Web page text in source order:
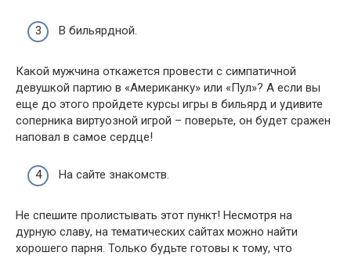
В бильярдной.
Какой мужчина откажется провести с симпатичной
девушкой партию в «Американку» или «Пул»? А если вы
еще до этого пройдете курсы игры в бильярд и удивите
соперника виртуозной игрой – поверьте, он будет сражен
наповал в самое сердце!
На сайте знакомств.
Не спешите пролистывать этот пункт! Несмотря на
дурную славу, на тематических сайтах можно найти
хорошего парня. Только будьте готовы к тому, что